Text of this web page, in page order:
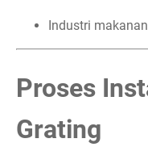
Industri
Proses
Grating